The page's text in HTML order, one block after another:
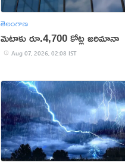
తెలంగాణ
మెటాకు రూ.4,700 కోట్ల జరిమానా
Aug 07, 2026, 02:08 IST